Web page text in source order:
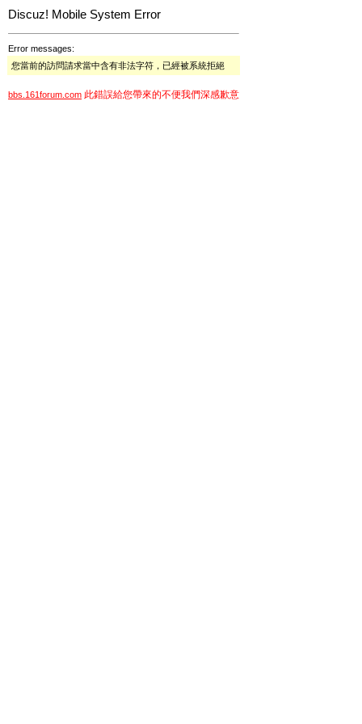
Discuz! Mobile System Error
Error messages:
您當前的訪問請求當中含有非法字符，已經被系統拒絕
bbs.161forum.com 此錯誤給您帶來的不便我們深感歉意